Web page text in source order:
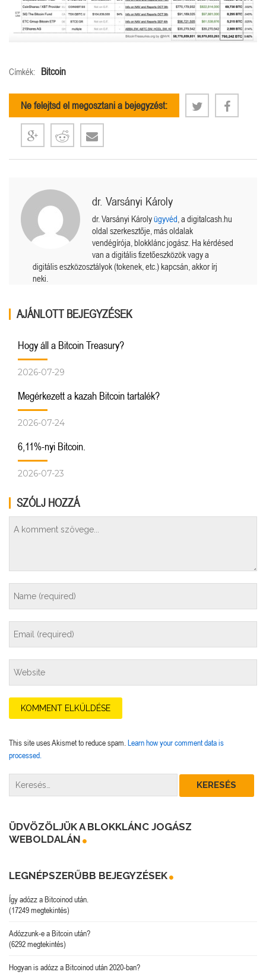
Címkék: Bitcoin
Ne felejtsd el megosztani a bejegyzést:
dr. Varsányi Károly
dr. Varsányi Károlyügyvéd , a digitalcash.hu
oldal szerkesztője, más oldalak
vendégírója, blokklánc jogász. Ha kérdésed
van a digitális fizetőeszközök vagy a
digitális eszközosztályok (tokenek, etc.) kapcsán, akkor írj
neki.
AJÁNLOTT BEJEGYZÉSEK
Hogy áll a Bitcoin Treasury?
2026-07-29
Megérkezett a kazah Bitcoin tartalék?
2026-07-24
6,11%-nyi Bitcoin.
2026-07-23
SZÓLJ HOZZÁ
This site uses Akismet to reduce spam. Learn how your comment data is
processed.
ÜDVÖZÖLJÜK A BLOKKLÁNC JOGÁSZ
WEBOLDALÁN
LEGNÉPSZERŰBB BEJEGYZÉSEK
Így adózz a Bitcoinod után.
(17249 megtekintés)
Adózzunk-e a Bitcoin után?
(6292 megtekintés)
Hogyan is adózz a Bitcoinod után 2020-ban?